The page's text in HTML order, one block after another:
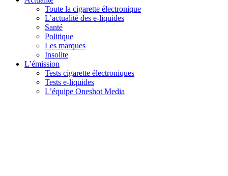
Toute la cigarette électronique
L’actualité des e-liquides
Santé
Politique
Les marques
Insolite
L’émission
Tests cigarette électroniques
Tests e-liquides
L’équipe Oneshot Media